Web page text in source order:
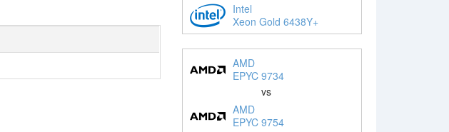
Intel
Xeon Gold 6438Y+
AMD
EPYC 9734
vs
AMD
EPYC 9754